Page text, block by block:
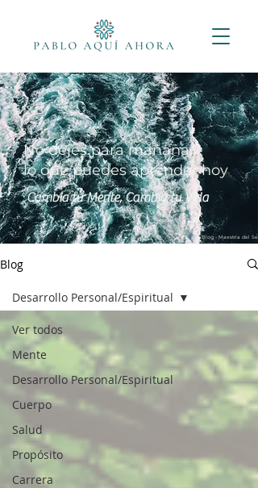
No dejes para mañana
lo que puedes aprender hoy
Cambia tu Mente, Cambia tu Vida
Blog - Maestría del Ser
Blog
Ver todos
Mente
Desarrollo Personal/Espiritual
Cuerpo
Salud
Propósito
Carrera
Desarrollo Personal/Espiritual